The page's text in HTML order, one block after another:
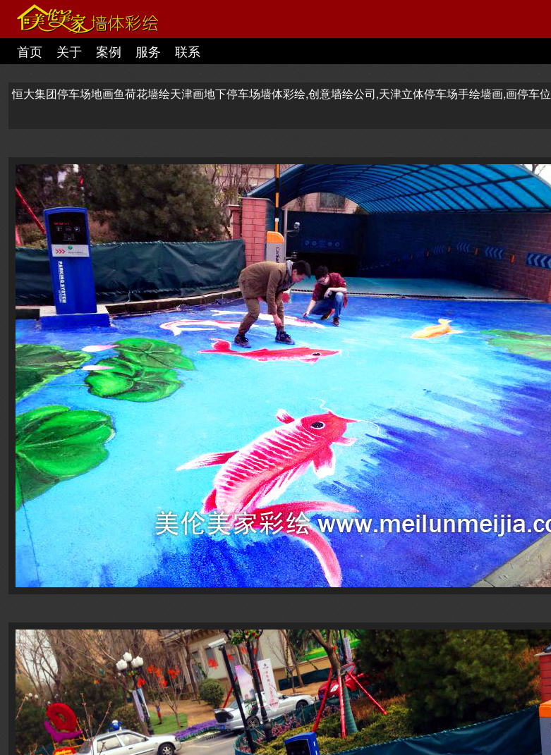
首页 关于 案例 服务 联系
恒大集团停车场地画鱼荷花墙绘天津画地下停车场墙体彩绘,创意墙绘公司,天津立体停车场手绘墙画,画停车位